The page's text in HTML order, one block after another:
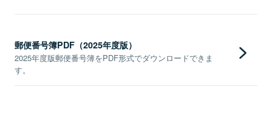
郵便番号簿PDF（2025年度版）
2025年度版郵便番号簿をPDF形式でダウンロードできま
す。